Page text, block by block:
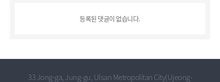
등록된 댓글이 없습니다.
33 Jong-ga, Jung-gu, Ulsan Metropolitan City(Ujeong-